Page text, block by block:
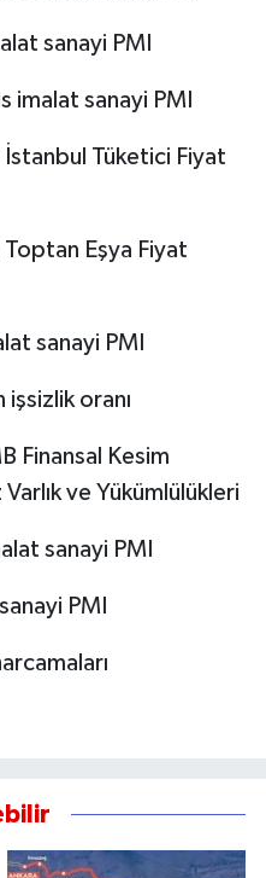
sanayi PMI
imalat sanayi PMI
Tüketici Fiyat
Eşya Fiyat
sanayi PMI
oranı
Finansal Kesim
Varlık ve Yükümlülükleri
sanayi PMI
PMI